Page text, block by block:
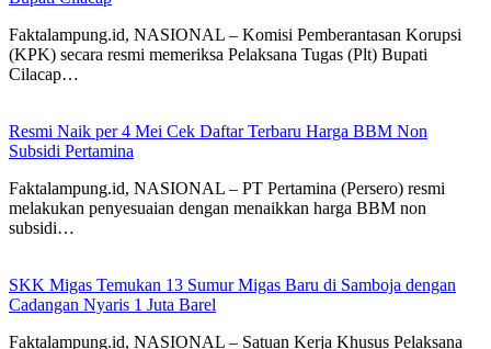
Faktalampung.id, NASIONAL – Komisi Pemberantasan Korupsi
(KPK) secara resmi memeriksa Pelaksana Tugas (Plt) Bupati
Cilacap…
Resmi Naik per 4 Mei Cek Daftar Terbaru Harga BBM Non
Subsidi Pertamina
Faktalampung.id, NASIONAL – PT Pertamina (Persero) resmi
melakukan penyesuaian dengan menaikkan harga BBM non
subsidi…
SKK Migas Temukan 13 Sumur Migas Baru di Samboja dengan
Cadangan Nyaris 1 Juta Barel
Faktalampung.id, NASIONAL – Satuan Kerja Khusus Pelaksana